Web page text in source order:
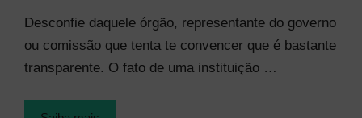
Desconfie daquele órgão, representante do governo
ou comissão que tenta te convencer que é bastante
transparente. O fato de uma instituição …